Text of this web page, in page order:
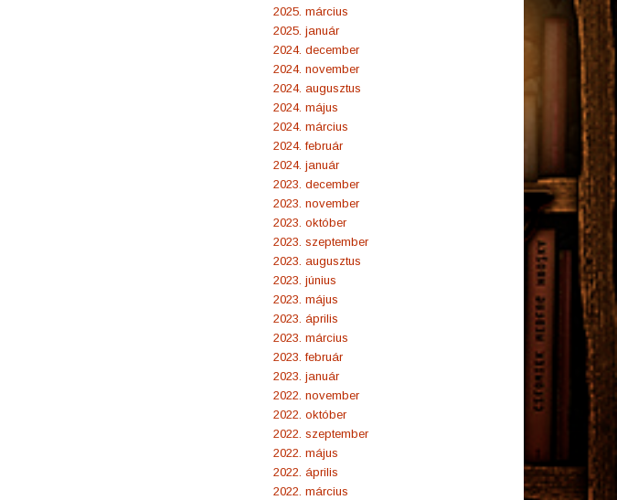
2025. március
2025. január
2024. december
2024. november
2024. augusztus
2024. május
2024. március
2024. február
2024. január
2023. december
2023. november
2023. október
2023. szeptember
2023. augusztus
2023. június
2023. május
2023. április
2023. március
2023. február
2023. január
2022. november
2022. október
2022. szeptember
2022. május
2022. április
2022. március